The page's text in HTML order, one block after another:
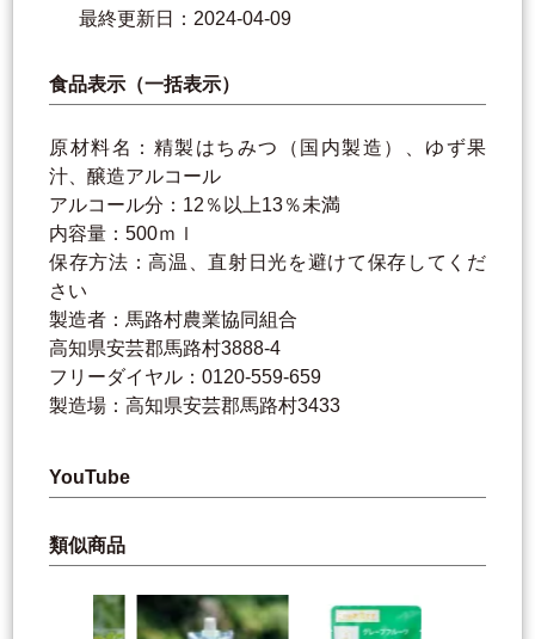
最終更新日：2024-04-09
食品表示（一括表示）
原材料名：精製はちみつ（国内製造）、ゆず果
汁、醸造アルコール
アルコール分：12％以上13％未満
内容量：500ｍｌ
保存方法：高温、直射日光を避けて保存してくだ
さい
製造者：馬路村農業協同組合
高知県安芸郡馬路村3888-4
フリーダイヤル：0120-559-659
製造場：高知県安芸郡馬路村3433
YouTube
類似商品